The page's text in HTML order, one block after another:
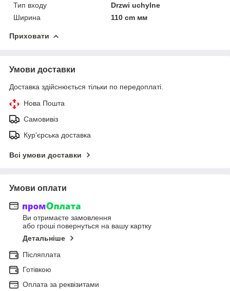
Тип входу
Drzwi uchylne
Ширина
110 cm мм
Приховати
Умови доставки
Доставка здійснюється тільки по передоплаті.
Нова Пошта
Самовивіз
Кур'єрська доставка
Всі умови доставки
Умови оплати
Ви отримаєте замовлення
або гроші повернуться на вашу картку
Детальніше
Післяплата
Готівкою
Оплата за реквізитами